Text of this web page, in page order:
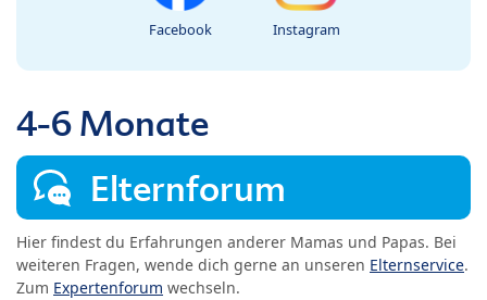
Facebook Instagram
4-6 Monate
Elternforum
Hier findest du Erfahrungen anderer Mamas und Papas. Bei
weiteren Fragen, wende dich gerne an unseren Elternservice.
Zum Expertenforum wechseln.